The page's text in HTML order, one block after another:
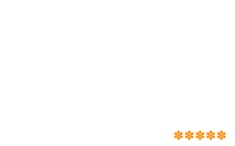
✽✽✽✽✽